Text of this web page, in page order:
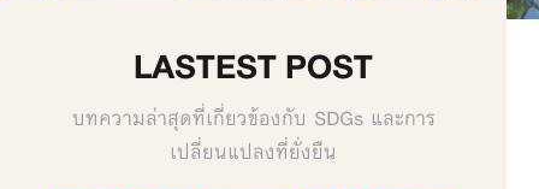
LASTEST POST
บทความล่าสุดที่เกี่ยวข้องกับ SDGs และการ
เปลี่ยนแปลงที่ยั่งยืน